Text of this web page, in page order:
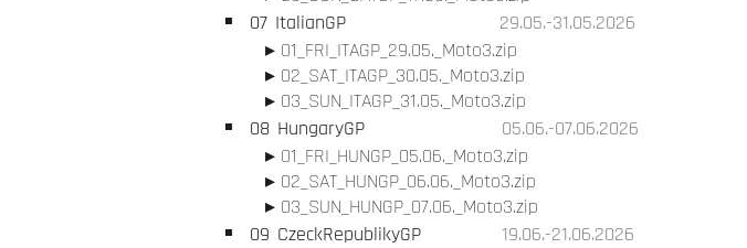
07 ItalianGP
29.05.-31.05.2026
01_FRI_ITAGP_29.05._Moto3.zip
02_SAT_ITAGP_30.05._Moto3.zip
03_SUN_ITAGP_31.05._Moto3.zip
08 HungaryGP
05.06.-07.06.2026
01_FRI_HUNGP_05.06._Moto3.zip
02_SAT_HUNGP_06.06._Moto3.zip
03_SUN_HUNGP_07.06._Moto3.zip
09 CzeckRepublikyGP
19.06.-21.06.2026